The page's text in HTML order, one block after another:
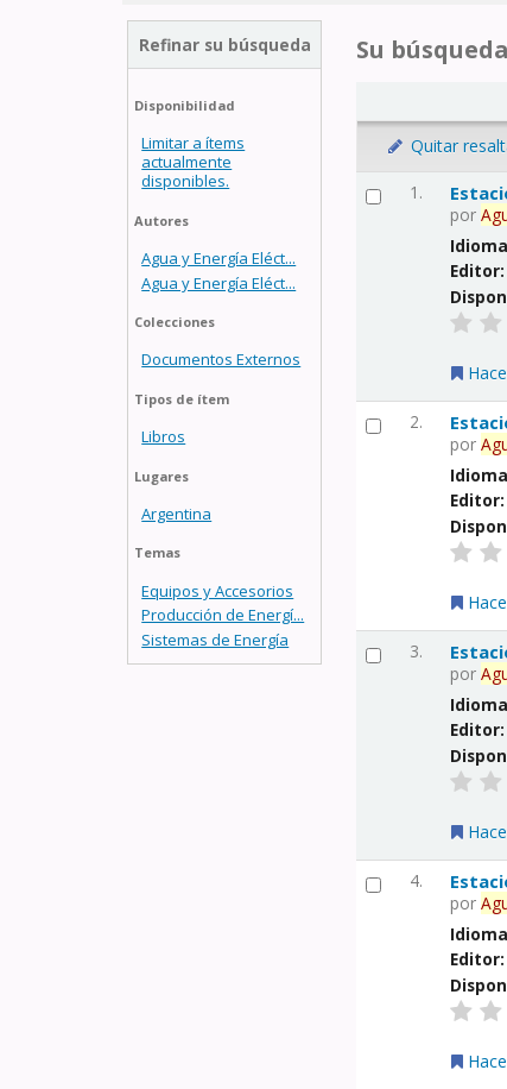
Refinar su búsqueda
Disponibilidad
Limitar a ítems
actualmente
disponibles.
Autores
Agua y Energía Eléct...
Agua y Energía Eléct...
Colecciones
Documentos Externos
Tipos de ítem
Libros
Lugares
Argentina
Temas
Equipos y Accesorios
Producción de Energí...
Sistemas de Energía
Su
Quitar
1.
por
2.
por
3.
por
4.
por